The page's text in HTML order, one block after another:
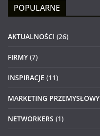
POPULARNE
AKTUALNOŚCI (26)
FIRMY (7)
INSPIRACJE (11)
MARKETING PRZEMYSŁOWY
NETWORKERS (1)